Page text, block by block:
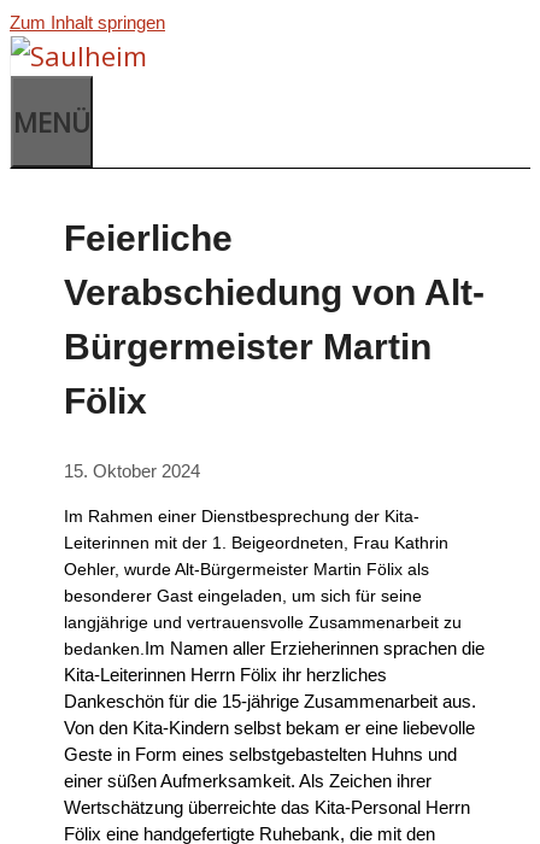
Zum Inhalt springen
MENÜ
Feierliche
Verabschiedung von Alt-
Bürgermeister Martin
Fölix
15. Oktober 2024
Im Rahmen einer Dienstbesprechung der Kita-
Leiterinnen mit der 1. Beigeordneten, Frau Kathrin
Oehler, wurde Alt-Bürgermeister Martin Fölix als
besonderer Gast eingeladen, um sich für seine
langjährige und vertrauensvolle Zusammenarbeit zu
bedanken. Im Namen aller Erzieherinnen sprachen die
Kita-Leiterinnen Herrn Fölix ihr herzliches
Dankeschön für die 15-jährige Zusammenarbeit aus.
Von den Kita-Kindern selbst bekam er eine liebevolle
Geste in Form eines selbstgebastelten Huhns und
einer süßen Aufmerksamkeit. Als Zeichen ihrer
Wertschätzung überreichte das Kita-Personal Herrn
Fölix eine handgefertigte Ruhebank, die mit den